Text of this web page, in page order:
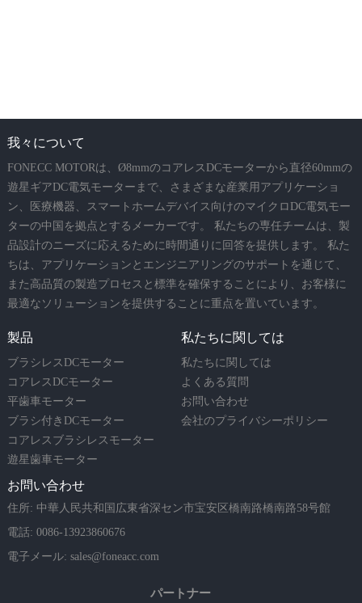
我々について
FONECC MOTORは、Ø8mmのコアレスDCモーターから直径60mmの
遊星ギアDC電気モーターまで、さまざまな産業用アプリケーショ
ン、医療機器、スマートホームデバイス向けのマイクロDC電気モー
ターの中国を拠点とするメーカーです。 私たちの専任チームは、製
品設計のニーズに応えるために時間通りに回答を提供します。 私た
ちは、アプリケーションとエンジニアリングのサポートを通じて、
また高品質の製造プロセスと標準を確保することにより、お客様に
最適なソリューションを提供することに重点を置いています。
製品
ブラシレスDCモーター
コアレスDCモーター
平歯車モーター
ブラシ付きDCモーター
コアレスブラシレスモーター
遊星歯車モーター
私たちに関しては
私たちに関しては
よくある質問
お問い合わせ
会社のプライバシーポリシー
お問い合わせ
住所: 中華人民共和国広東省深セン市宝安区橋南路橋南路58号館
電話: 0086-13923860676
電子メール: sales@foneacc.com
パートナー